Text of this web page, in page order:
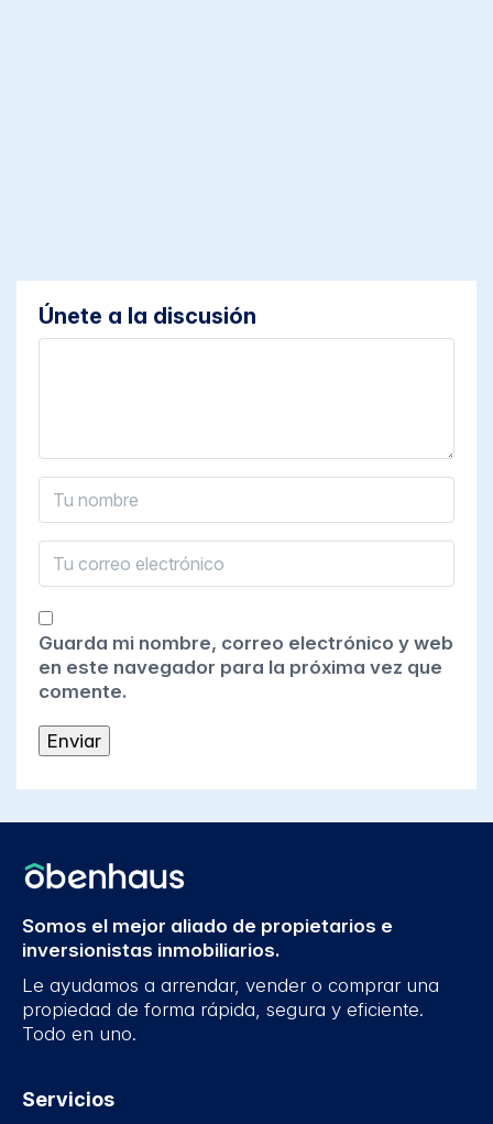
Únete a la discusión
Guarda mi nombre, correo electrónico y web
en este navegador para la próxima vez que
comente.
Somos el mejor aliado de propietarios e
inversionistas inmobiliarios.
Le ayudamos a arrendar, vender o comprar una
propiedad de forma rápida, segura y eficiente.
Todo en uno.
Servicios